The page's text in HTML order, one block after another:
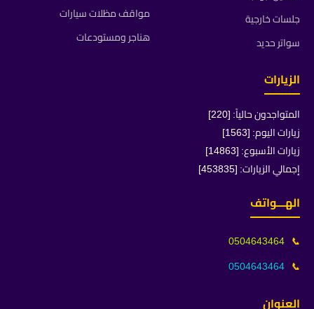
جلسات خارجية
سواتر حديد
مواقف مظلات سيارات
هناجر ومستودعات
الزيارات
المتواجدون حالياً: [220]
زيارات اليوم: [1563]
زيارات الأسبوع: [14863]
إجمالي الزيارات: [453835]
الهـــواتف
📞
0504643464
📞
0504643464
العنوان